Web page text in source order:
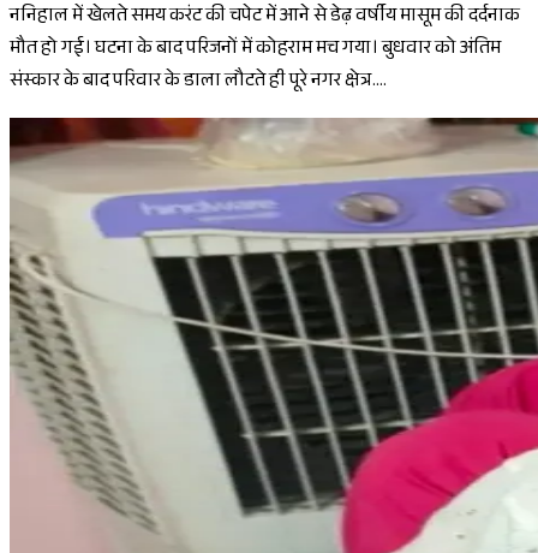
ननिहाल में खेलते समय करंट की चपेट में आने से डेढ़ वर्षीय मासूम की दर्दनाक
मौत हो गई। घटना के बाद परिजनों में कोहराम मच गया। बुधवार को अंतिम
संस्कार के बाद परिवार के डाला लौटते ही पूरे नगर क्षेत्र....